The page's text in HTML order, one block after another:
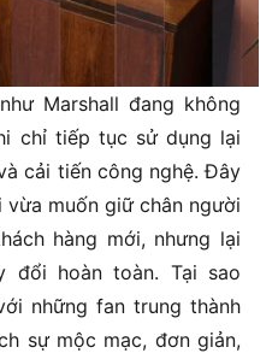
Marshall đang không
chỉ tiếp tục sử dụng lại
cải tiến công nghệ. Đây
muốn giữ chân người
hàng mới, nhưng lại
đổi hoàn toàn. Tại sao
những fan trung thành
sự mộc mạc, đơn giản,